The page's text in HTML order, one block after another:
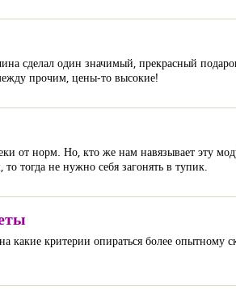
сделал один значимый, прекрасный
прочим, цены-то высокие!
от норм. Но, кто же нам навязывает эту
тогда не нужно себя загонять в тупик.
критерии опираться более опытному